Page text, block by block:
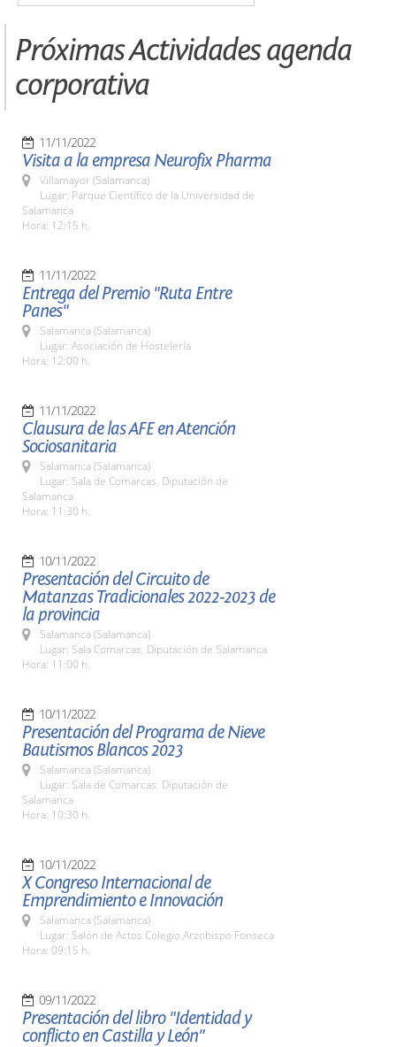
Próximas Actividades agenda
corporativa
11/11/2022
Visita a la empresa Neurofix Pharma
Villamayor (Salamanca)
Lugar: Parque Científico de la Universidad de
Salamanca
Hora: 12:15 h.
11/11/2022
Entrega del Premio "Ruta Entre
Panes"
Salamanca (Salamanca)
Lugar: Asociación de Hostelería
Hora: 12:00 h.
11/11/2022
Clausura de las AFE en Atención
Sociosanitaria
Salamanca (Salamanca)
Lugar: Sala de Comarcas. Diputación de
Salamanca
Hora: 11:30 h.
10/11/2022
Presentación del Circuito de
Matanzas Tradicionales 2022-2023 de
la provincia
Salamanca (Salamanca)
Lugar: Sala Comarcas. Diputación de Salamanca
Hora: 11:00 h.
10/11/2022
Presentación del Programa de Nieve
Bautismos Blancos 2023
Salamanca (Salamanca)
Lugar: Sala de Comarcas: Diputación de
Salamanca
Hora: 10:30 h.
10/11/2022
X Congreso Internacional de
Emprendimiento e Innovación
Salamanca (Salamanca)
Lugar: Salón de Actos Colegio Arzobispo Fonseca
Hora: 09:15 h.
09/11/2022
Presentación del libro "Identidad y
conflicto en Castilla y León"